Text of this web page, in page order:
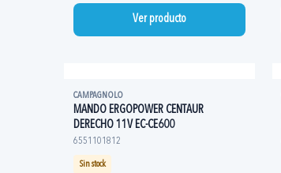
Ver producto
CAMPAGNOLO
MANDO ERGOPOWER CENTAUR
DERECHO 11V EC-CE600
6551101812
Sin stock